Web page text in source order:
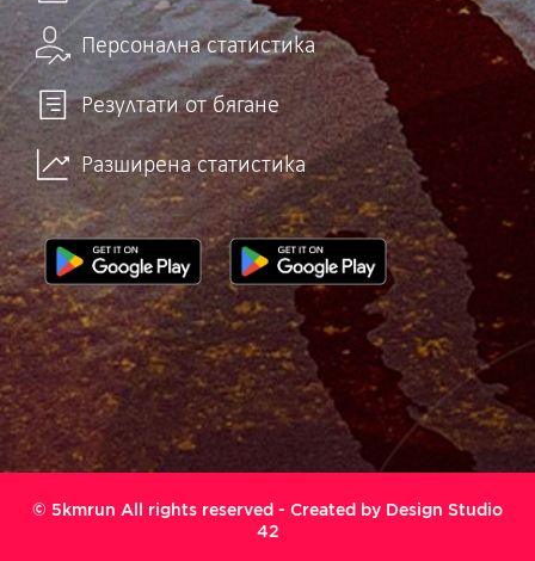
Персонална статистика
Резултати от бягане
Разширена статистика
© 5kmrun All rights reserved - Created by Design Studio
42